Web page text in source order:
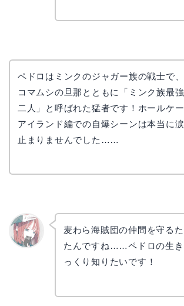
ペドロはミンクのジャガー族の戦士で
コマムシの旦那とともに「ミンク族最
二人」と呼ばれた猛者です！ホールケ
アイランド編での自爆シーンは本当に
止まりませんでした……
麦わら海賊団の仲間を守る
たんですね……ペドロの生き
っくり知りたいです！